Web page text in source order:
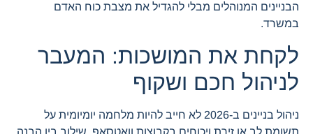
הבניינים המנוהלים מבלי להגדיל את מצבת כוח האדם
במשרד.
לקחת את המושכות: המעבר
לניהול חכם ושקוף
ניהול בניינים ב-2026 לא חייב להיות מלחמה יומיומית על
תשומת לב או זירת ויכוחים בקבוצות וואטסאפ. שילוב בין הבנה